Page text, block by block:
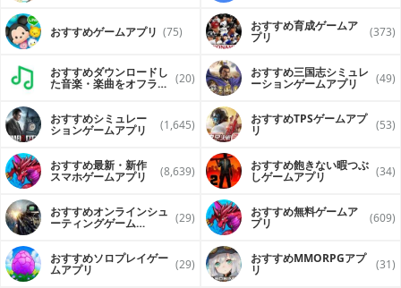
おすすめゲームアプリ (75) おすすめ育成ゲームア
プリ (373)
おすすめダウンロードし
た音楽・楽曲をオフライ (20) おすすめ三国志シミュレ
ーションゲームアプリ (49)
おすすめシミュレー
ションゲームアプリ (1,645) おすすめTPSゲームアプ
リ (53)
おすすめ最新・新作
スマホゲームアプリ (8,639) おすすめ飽きない暇つぶ
しゲームアプリ (34)
おすすめオンラインシュ
ーティングゲーム (29) おすすめ無料ゲームア
プリ (609)
おすすめソロプレイゲー
ムアプリ (29) おすすめ MMORPGアプ
リ (31)